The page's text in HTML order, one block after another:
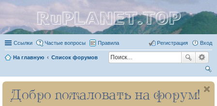
RuPLANET.TOP
Ссылки Частые вопросы Правила Вход
Регистрация
На главную Список форумов
ои
ск
Добро пожаловать на форум!